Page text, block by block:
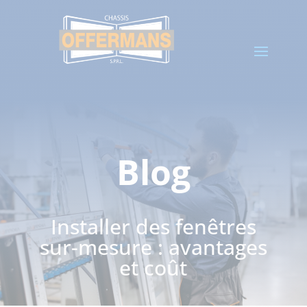
Blog
Installer des fenêtres
sur-mesure : avantages
et coût